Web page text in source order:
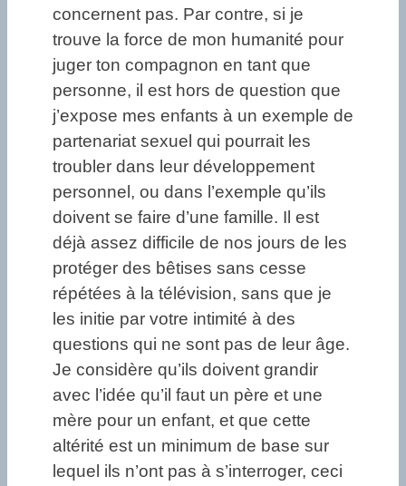
concernent pas. Par contre, si je
trouve la force de mon humanité pour
juger ton compagnon en tant que
personne, il est hors de question que
j’expose mes enfants à un exemple de
partenariat sexuel qui pourrait les
troubler dans leur développement
personnel, ou dans l’exemple qu’ils
doivent se faire d’une famille. Il est
déjà assez difficile de nos jours de les
protéger des bêtises sans cesse
répétées à la télévision, sans que je
les initie par votre intimité à des
questions qui ne sont pas de leur âge.
Je considère qu’ils doivent grandir
avec l’idée qu’il faut un père et une
mère pour un enfant, et que cette
altérité est un minimum de base sur
lequel ils n’ont pas à s’interroger, ceci